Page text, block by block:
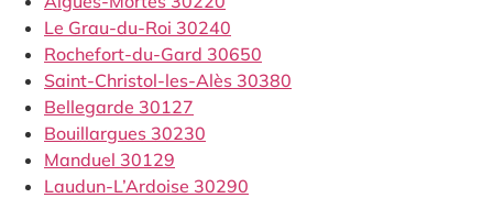
Le Grau-du-Roi 30240
Rochefort-du-Gard 30650
Saint-Christol-les-Alès 30380
Bellegarde 30127
Bouillargues 30230
Manduel 30129
Laudun-L’Ardoise 30290